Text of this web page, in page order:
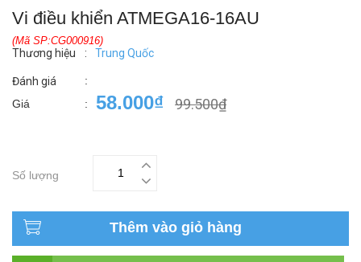
Vi điều khiển ATMEGA16-16AU
(Mã SP:CG000916)
Thương hiệu : Trung Quốc
Đánh giá
:
Giá
: 58.000₫ 99.500₫
Số lượng
Thêm vào giỏ hàng